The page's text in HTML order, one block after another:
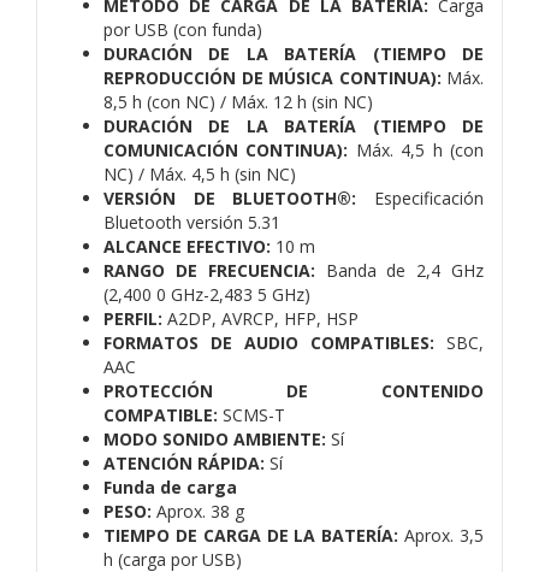
MÉTODO DE CARGA DE LA BATERÍA: Carga
por USB (con funda)
DURACIÓN DE LA BATERÍA (TIEMPO DE
REPRODUCCIÓN DE MÚSICA CONTINUA): Máx.
8,5 h (con NC) / Máx. 12 h (sin NC)
DURACIÓN DE LA BATERÍA (TIEMPO DE
COMUNICACIÓN CONTINUA): Máx. 4,5 h (con
NC) / Máx. 4,5 h (sin NC)
VERSIÓN DE BLUETOOTH®:
Especificación
Bluetooth versión 5.31
ALCANCE EFECTIVO: 10 m
RANGO DE FRECUENCIA: Banda de 2,4 GHz
(2,400 0 GHz-2,483 5 GHz)
PERFIL: A2DP, AVRCP, HFP, HSP
FORMATOS DE AUDIO COMPATIBLES: SBC,
AAC
PROTECCIÓN DE CONTENIDO
COMPATIBLE: SCMS-T
MODO SONIDO AMBIENTE: Sí
ATENCIÓN RÁPIDA: Sí
Funda de carga
PESO: Aprox. 38 g
TIEMPO DE CARGA DE LA BATERÍA: Aprox. 3,5
h (carga por USB)